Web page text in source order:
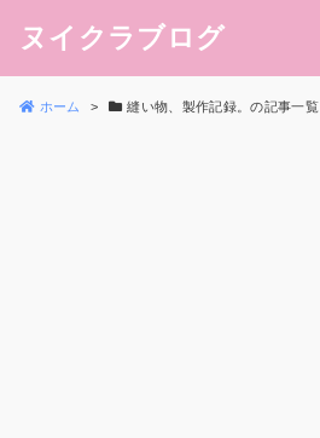
ヌイクラブログ
ホーム 縫い物、製作記録。の記事一覧